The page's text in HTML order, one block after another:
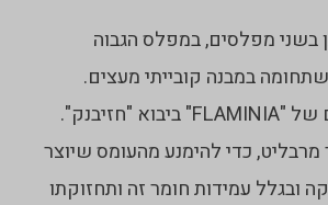
בשני מפלסים, במפלס הגבוה
במבנה קובייתי מעצים.
הכלים הסניטריים של "FLAMINIA" ביבוא "חזיבנק".
מרבליט, כדי להימנע מהעומס שיוצר
ובגלל עמידות חומר זה ותחזוקתו